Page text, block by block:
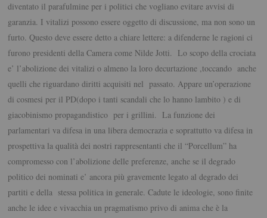
diventato il parafulmine per i politici che vogliano evitare avvisi di
garanzia. I vitalizi possono essere oggetto di discussione, ma non sono un
furto. Questo deve essere detto a chiare lettere: a difenderne le ragioni ci
furono presidenti della Camera come Nilde Jotti. Lo scopo della crociata
e’ l’abolizione dei vitalizi o almeno la loro decurtazione ,toccando anche
quelli che riguardano diritti acquisiti nel passato. Appare un’operazione
di cosmesi per il PD(dopo i tanti scandali che lo hanno lambito ) e di
giacobinismo propagandistico per i grillini. La funzione dei
parlamentari va difesa in una libera democrazia e soprattutto va difesa in
prospettiva la qualità dei nostri rappresentanti che il “Porcellum” ha
compromesso con l’abolizione delle preferenze, anche se il degrado
politico dei nominati e’ ancora più gravemente legato al degrado dei
partiti e della stessa politica in generale. Cadute le ideologie, sono finite
anche le idee e vivacchia un pragmatismo privo di anima che è la